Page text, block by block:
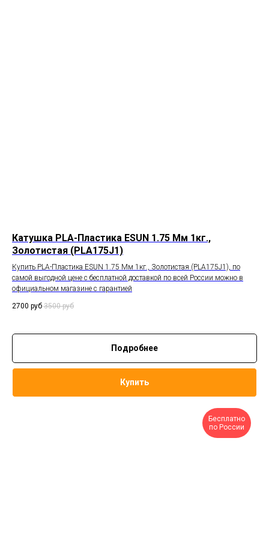
Катушка PLA-Пластика ESUN 1.75 Мм 1кг.,
Золотистая (PLA175J1)
Купить PLA-Пластика ESUN 1.75 Мм 1кг., Золотистая (PLA175J1), по
самой выгодной цене с бесплатной доставкой по всей России можно в
официальном магазине с гарантией
2700 руб 3500 руб
Подробнее
Купить
Бесплатно
по России